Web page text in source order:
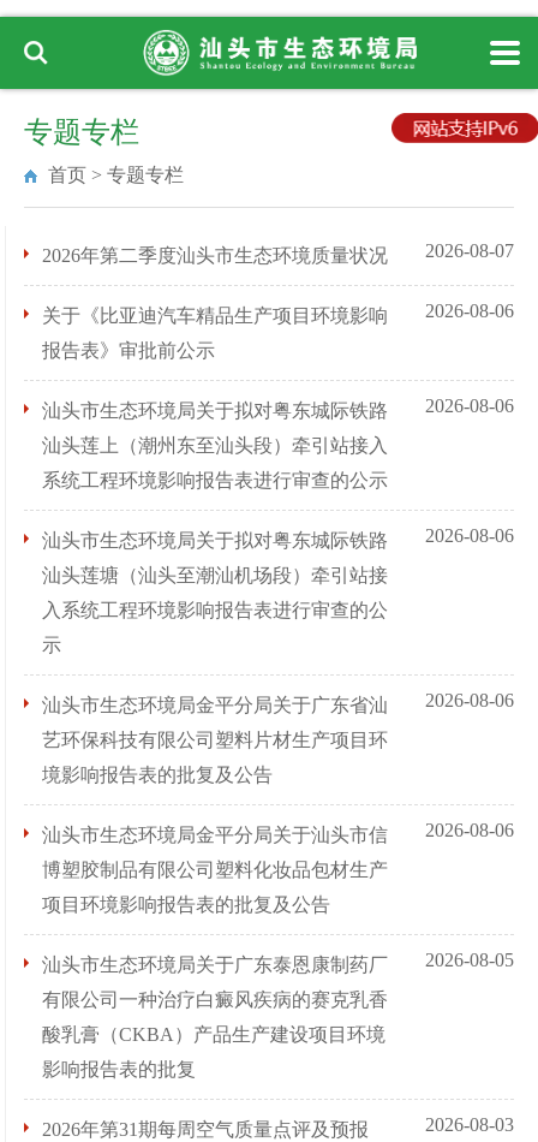
专题专栏
首页 > 专题专栏
2026年第二季度汕头市生态环境质量状况 2026-08-07
关于《比亚迪汽车精品生产项目环境影响
报告表》审批前公示
2026-08-06
汕头市生态环境局关于拟对粤东城际铁路
汕头莲上（潮州东至汕头段）牵引站接入
系统工程环境影响报告表进行审查的公示
2026-08-06
汕头市生态环境局关于拟对粤东城际铁路
汕头莲塘（汕头至潮汕机场段）牵引站接
入系统工程环境影响报告表进行审查的公
示
2026-08-06
汕头市生态环境局金平分局关于广东省汕
艺环保科技有限公司塑料片材生产项目环
境影响报告表的批复及公告
2026-08-06
汕头市生态环境局金平分局关于汕头市信
博塑胶制品有限公司塑料化妆品包材生产
项目环境影响报告表的批复及公告
2026-08-06
汕头市生态环境局关于广东泰恩康制药厂
有限公司一种治疗白癜风疾病的赛克乳香
酸乳膏（CKBA）产品生产建设项目环境
影响报告表的批复
2026-08-05
2026年第31期每周空气质量点评及预报 2026-08-03